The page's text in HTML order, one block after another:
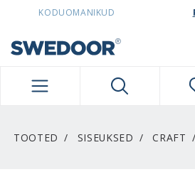
SWEDOORESTONIA
KODUOMANIKUD
TOOTED SISEUKSED CRAFT